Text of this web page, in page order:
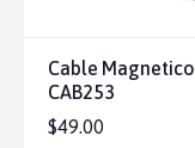
Cable
CAB253
$49.00